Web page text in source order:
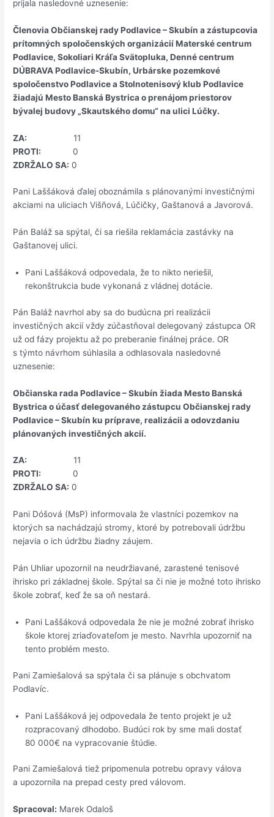
prijala nasledovné uznesenie:
Členovia Občianskej rady Podlavice – Skubín a zástupcovia
prítomných spoločenských organizácií Materské centrum
Podlavice, Sokoliari Kráľa Svätopluka, Denné centrum
DÚBRAVA Podlavice-Skubín, Urbárske pozemkové
spoločenstvo Podlavice a Stolnotenisový klub Podlavice
žiadajú Mesto Banská Bystrica o prenájom priestorov
bývalej budovy „Skautského domu“ na ulici Lúčky.
ZA: 11
PROTI: 0
ZDRŽALO SA: 0
Pani Laššáková ďalej oboznámila s plánovanými investičnými
akciami na uliciach Višňová, Lúčičky, Gaštanová a Javorová.
Pán Baláž sa spýtal, či sa riešila reklamácia zastávky na
Gaštanovej ulici.
Pani Laššáková odpovedala, že to nikto neriešil,
rekonštrukcia bude vykonaná z vládnej dotácie.
Pán Baláž navrhol aby sa do budúcna pri realizácii
investičných akcií vždy zúčastňoval delegovaný zástupca OR
už od fázy projektu až po preberanie finálnej práce. OR
s týmto návrhom súhlasila a odhlasovala nasledovné
uznesenie:
Občianska rada Podlavice – Skubín žiada Mesto Banská
Bystrica o účasť delegovaného zástupcu Občianskej rady
Podlavice – Skubín ku príprave, realizácii a odovzdaniu
plánovaných investičných akcií.
ZA: 11
PROTI: 0
ZDRŽALO SA: 0
Pani Dóšová (MsP) informovala že vlastníci pozemkov na
ktorých sa nachádzajú stromy, ktoré by potrebovali údržbu
nejavia o ich údržbu žiadny záujem.
Pán Uhliar upozornil na neudržiavané, zarastené tenisové
ihrisko pri základnej škole. Spýtal sa či nie je možné toto ihrisko
škole zobrať, keď že sa oň nestará.
Pani Laššáková odpovedala že nie je možné zobrať ihrisko
škole ktorej zriaďovateľom je mesto. Navrhla upozorniť na
tento problém mesto.
Pani Zamiešalová sa spýtala či sa plánuje s obchvatom
Podlavíc.
Pani Laššáková jej odpovedala že tento projekt je už
rozpracovaný dlhodobo. Budúci rok by sme mali dostať
80 000€ na vypracovanie štúdie.
Pani Zamiešalová tiež pripomenula potrebu opravy válova
a upozornila na prepad cesty pred válovom.
Spracoval: Marek Odaloš